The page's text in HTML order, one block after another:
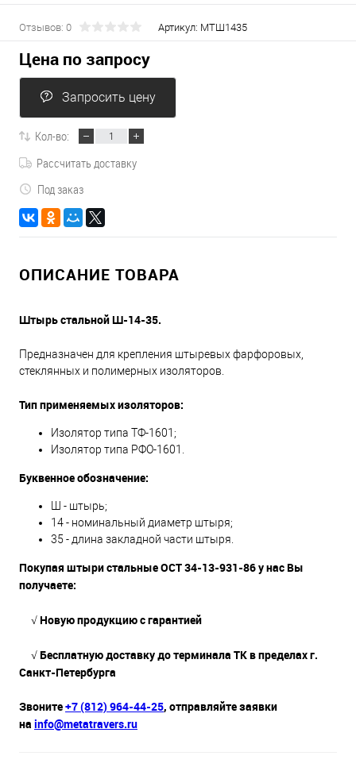
Отзывов: 0 Артикул: МТШ1435
Цена по запросу
Запросить цену
Кол-во:
Рассчитать доставку
Под заказ
ОПИСАНИЕ ТОВАРА
Штырь стальной Ш-14-35.
Предназначен для крепления штыревых фарфоровых,
стеклянных и полимерных изоляторов.
Тип применяемых изоляторов:
Изолятор типа ТФ-1601;
Изолятор типа РФО-1601.
Буквенное обозначение:
Ш - штырь;
14 - номинальный диаметр штыря;
35 - длина закладной части штыря.
Покупая штыри стальные ОСТ 34-13-931-86 у нас Вы
получаете:
√ Новую продукцию с гарантией
√ Бесплатную доставку до терминала ТК в пределах г.
Санкт-Петербурга
Звоните+7 (812) 964-44-25, отправляйте заявки
на info@metatravers.ru